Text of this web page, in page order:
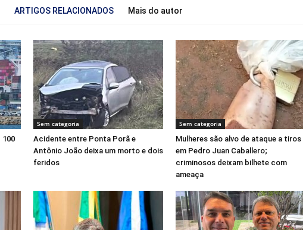
ARTIGOS RELACIONADOS Mais do autor
100
Sem categoria
Acidente entre Ponta Porã e
Antônio João deixa um morto e dois
feridos
Sem categoria
Mulheres são alvo de ataque a tiros
em Pedro Juan Caballero;
criminosos deixam bilhete com
ameaça